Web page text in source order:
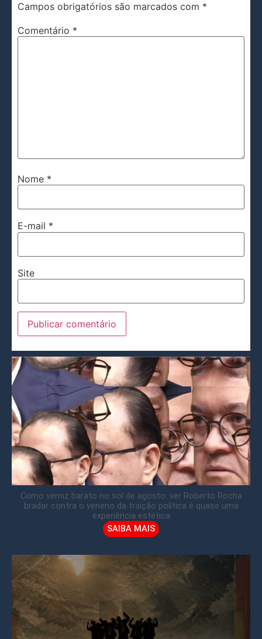
Campos obrigatórios são marcados com *
Comentário *
Nome *
E-mail *
Site
Como verniz barato no sol de agosto: ver Roberto Rocha
bradar contra o veneno da traição política é quase uma
experiência estética
SAIBA MAIS